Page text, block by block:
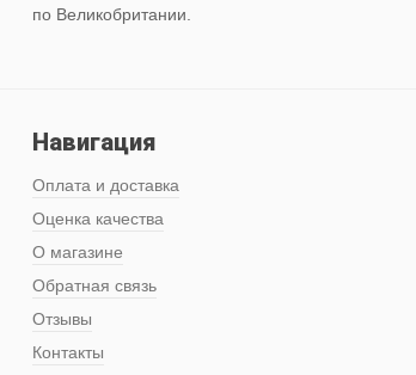
по Великобритании.
Навигация
Оплата и доставка
Оценка качества
О магазине
Обратная связь
Отзывы
Контакты